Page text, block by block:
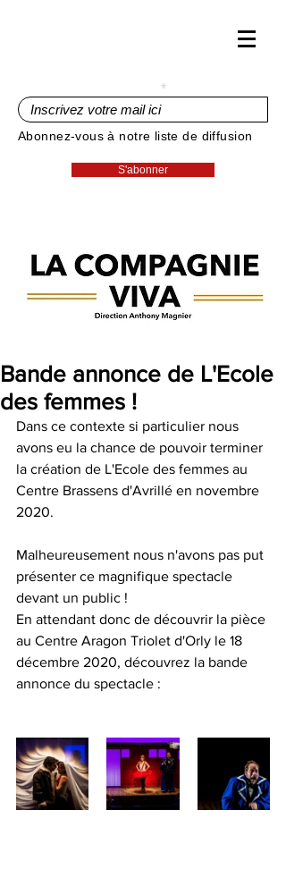
Abonnez-vous à notre liste de diffusion
S'abonner
Bande annonce de L'Ecole
des femmes !
Dans ce contexte si particulier nous
avons eu la chance de pouvoir terminer
la création de L'Ecole des femmes au
Centre Brassens d'Avrillé en novembre
2020.
Malheureusement nous n'avons pas put
présenter ce magnifique spectacle
devant un public !
En attendant donc de découvrir la pièce
au Centre Aragon Triolet d'Orly le 18
décembre 2020, découvrez la bande
annonce du spectacle :